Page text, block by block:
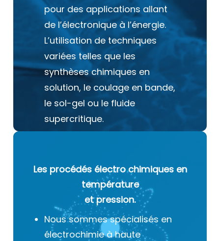
pour des applications allant
de l’électronique à l’énergie.
L’utilisation de techniques
variées telles que les
synthèses chimiques en
solution, le coulage en bande,
le sol-gel ou le fluide
supercritique.
Les procédés électro chimiques en
température
et pression.
Nous sommes spécialisés en
électrochimie à haute